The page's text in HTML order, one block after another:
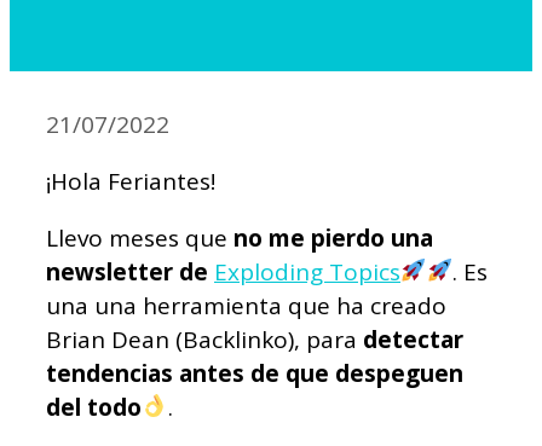
21/07/2022
¡Hola Feriantes!
Llevo meses que no me pierdo una
newsletter de Exploding Topics
. Es
una una herramienta que ha creado
Brian Dean (Backlinko), para detectar
tendencias antes de que despeguen
del todo
.